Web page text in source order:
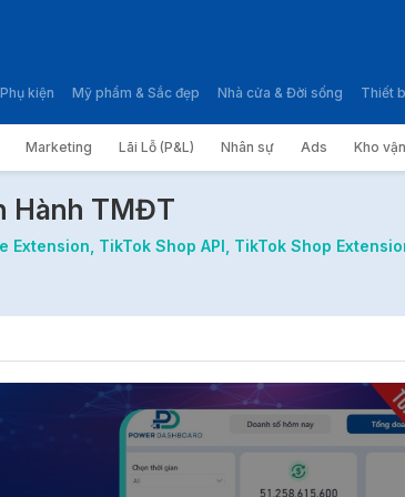
Marketing Lãi Lỗ (P&L) Nhân sự Ads Kho
kiện Mỹ phẩm & Sắc đẹp Nhà cửa & Đời sống Thiết
Dõi Vận Hành TMĐT
Hành TMĐT
Extension, TikTok Shop API, TikTok Shop